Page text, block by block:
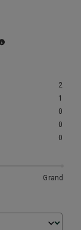
2
1
0
0
0
Grand